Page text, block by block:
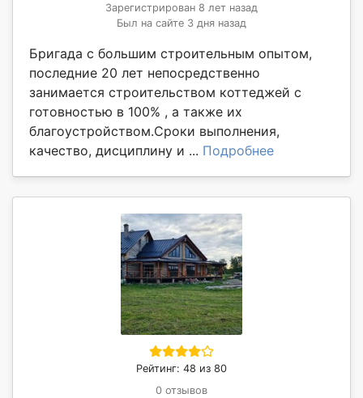
Зарегистрирован 8 лет назад
Был на сайте 3 дня назад
Бригада с большим строительным опытом,
последние 20 лет непосредственно
занимается строительством коттеджей с
готовностью в 100% , а также их
благоустройством.Сроки выполнения,
качество, дисциплину и ... Подробнее
Рейтинг: 48 из 80
0 отзывов